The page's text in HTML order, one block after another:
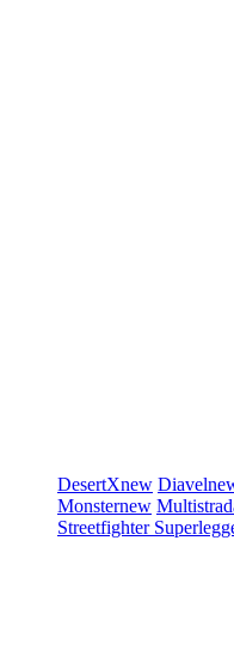
DesertXnew Diavel
Monsternew
Streetfighter